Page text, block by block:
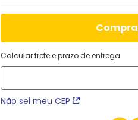
Calcular frete e prazo de entrega
Não sei meu CEP